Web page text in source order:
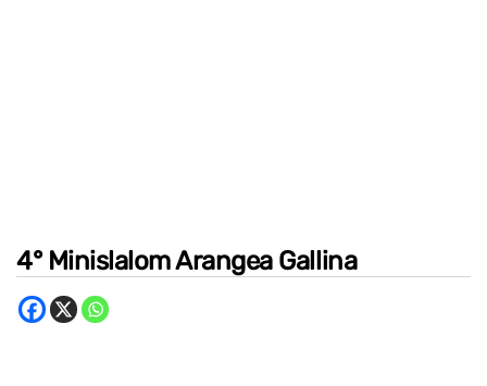
4° Minislalom Arangea Gallina